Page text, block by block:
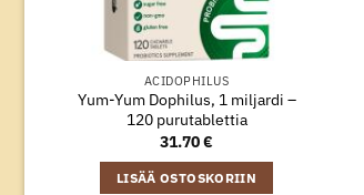
ACIDOPHILUS
Yum-Yum Dophilus, 1 miljardi –
120 purutablettia
31.70€
LISÄÄ OSTOSKORIIN